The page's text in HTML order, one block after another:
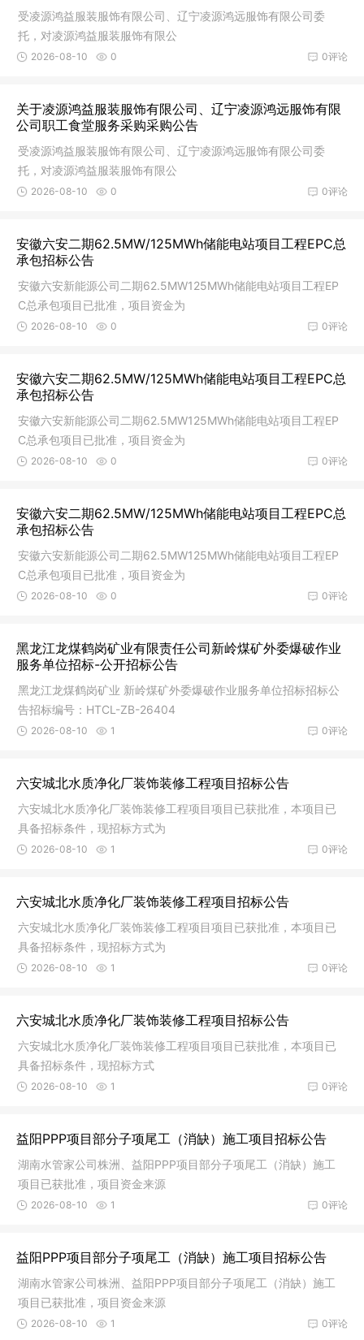
受凌源鸿益服装服饰有限公司、辽宁凌源鸿远服饰有限公司委
托，对凌源鸿益服装服饰有限公
0评论
2026-08-10 0
关于凌源鸿益服装服饰有限公司、辽宁凌源鸿远服饰有限
公司职工食堂服务采购采购公告
受凌源鸿益服装服饰有限公司、辽宁凌源鸿远服饰有限公司委
托，对凌源鸿益服装服饰有限公
0评论
2026-08-10 0
安徽六安二期62.5MW/125MWh储能电站项目工程EPC总
承包招标公告
安徽六安新能源公司二期62.5MW125MWh储能电站项目工程EP
C总承包项目已批准，项目资金为
0评论
2026-08-10 0
安徽六安二期62.5MW/125MWh储能电站项目工程EPC总
承包招标公告
安徽六安新能源公司二期62.5MW125MWh储能电站项目工程EP
C总承包项目已批准，项目资金为
0评论
2026-08-10 0
安徽六安二期62.5MW/125MWh储能电站项目工程EPC总
承包招标公告
安徽六安新能源公司二期62.5MW125MWh储能电站项目工程EP
C总承包项目已批准，项目资金为
0评论
2026-08-10 0
黑龙江龙煤鹤岗矿业有限责任公司新岭煤矿外委爆破作业
服务单位招标-公开招标公告
黑龙江龙煤鹤岗矿业 新岭煤矿外委爆破作业服务单位招标招标公
告招标编号：HTCL-ZB-26404
0评论
2026-08-10 1
六安城北水质净化厂装饰装修工程项目招标公告
六安城北水质净化厂装饰装修工程项目项目已获批准，本项目已
具备招标条件，现招标方式为
0评论
2026-08-10 1
六安城北水质净化厂装饰装修工程项目招标公告
六安城北水质净化厂装饰装修工程项目项目已获批准，本项目已
具备招标条件，现招标方式为
0评论
2026-08-10 1
六安城北水质净化厂装饰装修工程项目招标公告
六安城北水质净化厂装饰装修工程项目项目已获批准，本项目已
具备招标条件，现招标方式
0评论
2026-08-10 1
益阳PPP项目部分子项尾工（消缺）施工项目招标公告
湖南水管家公司株洲、益阳PPP项目部分子项尾工（消缺）施工
项目已获批准，项目资金来源
0评论
2026-08-10 1
益阳PPP项目部分子项尾工（消缺）施工项目招标公告
湖南水管家公司株洲、益阳PPP项目部分子项尾工（消缺）施工
项目已获批准，项目资金来源
0评论
2026-08-10 1